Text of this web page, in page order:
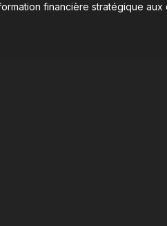
financière stratégique